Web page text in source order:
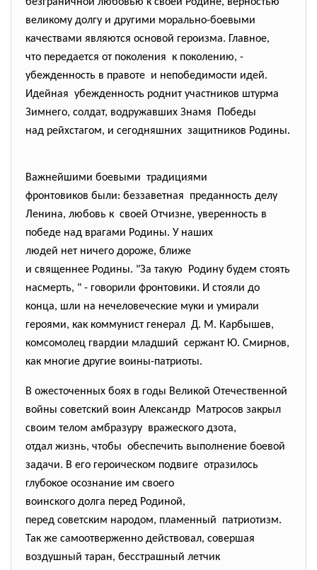
великому долгу и другими морально-боевыми
качествами являются основой героизма. Главное,
что передается от поколения к поколению, -
убежденность в правоте и непобедимости идей.
Идейная убежденность роднит участников штурма
Зимнего, солдат, водружавших Знамя Победы
над рейхстагом, и сегодняшних защитников Родины.
Важнейшими боевыми традициями
фронтовиков были: беззаветная преданность делу
Ленина, любовь к своей Отчизне, уверенность в
победе над врагами Родины. У наших
людей нет ничего дороже, ближе
и священнее Родины. "За такую Родину будем стоять
насмерть, " - говорили фронтовики. И стояли до
конца, шли на нечеловеческие муки и умирали
героями, как коммунист генерал Д. М. Карбышев,
комсомолец гвардии младший сержант Ю. Смирнов,
как многие другие воины-патриоты.
В ожесточенных боях в годы Великой Отечественной
войны советский воин Александр Матросов закрыл
своим телом амбразуру вражеского дзота,
отдал жизнь, чтобы обеспечить выполнение боевой
задачи. В его героическом подвиге отразилось
глубокое осознание им своего
воинского долга перед Родиной,
перед советским народом, пламенный патриотизм.
Так же самоотверженно действовал, совершая
воздушный таран, бесстрашный летчик